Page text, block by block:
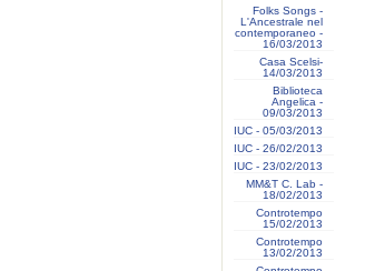
Folks Songs -
L'Ancestrale nel
contemporaneo -
16/03/2013
Casa Scelsi-
14/03/2013
Biblioteca
Angelica -
09/03/2013
IUC - 05/03/2013
IUC - 26/02/2013
IUC - 23/02/2013
MM&T C. Lab -
18/02/2013
Controtempo
15/02/2013
Controtempo
13/02/2013